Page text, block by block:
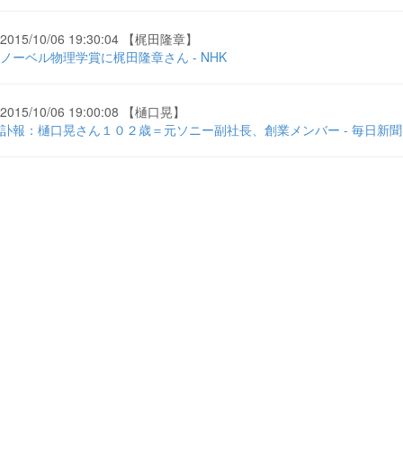
2015/10/06 19:30:04 【梶田隆章】
ノーベル物理学賞に梶田隆章さん - NHK
2015/10/06 19:00:08 【樋口晃】
訃報：樋口晃さん１０２歳＝元ソニー副社長、創業メンバー - 毎日新聞